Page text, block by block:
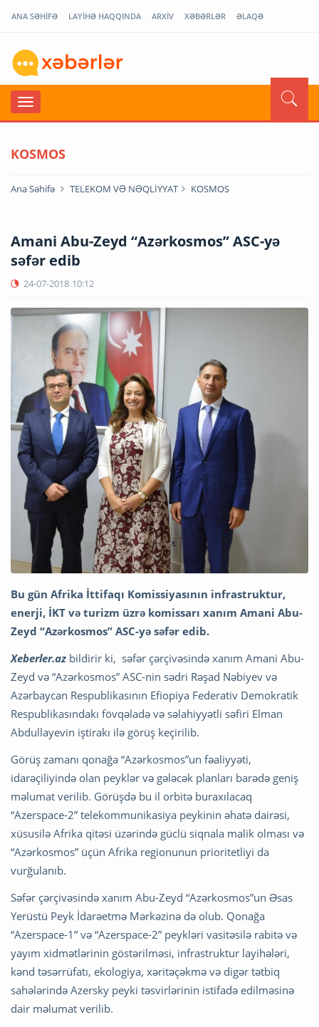
ANA SƏHİFƏ LAYİHƏ HAQQINDA ARXİV XƏBƏRLƏR ƏLAQƏ
KOSMOS
Ana Səhifə TELEKOM VƏ NƏQLİYYAT KOSMOS
Amani Abu-Zeyd “Azərkosmos” ASC-yə
səfər edib
24-07-2018 10:12
Bu gün Afrika İttifaqı Komissiyasının infrastruktur,
enerji, İKT və turizm üzrə komissarı xanım Amani Abu-
Zeyd “Azərkosmos” ASC-yə səfər edib.
Xeberler.az bildirir ki, səfər çərçivəsində xanım Amani Abu-
Zeyd və “Azərkosmos” ASC-nin sədri Rəşad Nəbiyev və
Azərbaycan Respublikasının Efiopiya Federativ Demokratik
Respublikasındakı fövqəladə və səlahiyyətli səfiri Elman
Abdullayevin iştirakı ilə görüş keçirilib.
Görüş zamanı qonağa “Azərkosmos”un fəaliyyəti,
idarəçiliyində olan peyklər və gələcək planları barədə geniş
məlumat verilib. Görüşdə bu il orbitə buraxılacaq
“Azerspace-2” telekommunikasiya peykinin əhatə dairəsi,
xüsusilə Afrika qitəsi üzərində güclü siqnala malik olması və
“Azərkosmos” üçün Afrika regionunun prioritetliyi da
vurğulanıb.
Səfər çərçivəsində xanım Abu-Zeyd “Azərkosmos”un Əsas
Yerüstü Peyk İdarəetmə Mərkəzinə də olub. Qonağa
“Azerspace-1” və “Azerspace-2” peykləri vasitəsilə rabitə və
yayım xidmətlərinin göstərilməsi, infrastruktur layihələri,
kənd təsərrüfatı, ekologiya, xəritəçəkmə və digər tətbiq
sahələrində Azersky peyki təsvirlərinin istifadə edilməsinə
dair məlumat verilib.